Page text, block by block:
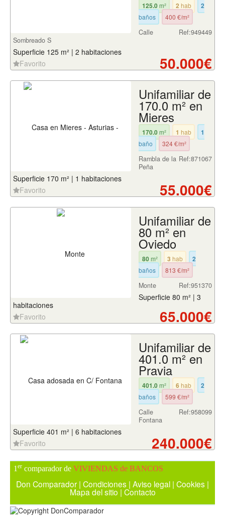
125.0m² 2 hab 2
baños 400 €/m²
Ref:949449
Calle
Sombreado S
Superficie 125 m² | 2 habitaciones
Favorito
50.000€
Unifamiliar de
170.0 m² en
Mieres
170.0m² 1 hab 1
baño 324 €/m²
Ref:871067
Rambla de la
Peña
Superficie 170 m² | 1 habitaciones
Favorito
55.000€
Unifamiliar de
80 m² en
Oviedo
80m² 3 hab 2
baños 813 €/m²
Ref:951370
Monte
Superficie 80 m² | 3
habitaciones
Favorito
65.000€
Unifamiliar de
401.0 m² en
Pravia
401.0m² 6hab 2
baños 599 €/m²
Ref:958099
Calle
Fontana
Superficie 401 m² | 6 habitaciones
Favorito
240.000€
1 er comparador de VIVIENDAS de BANCOS
Don Comparador | Condiciones | Aviso legal | Cookies |
Mapa del sitio | Contacto